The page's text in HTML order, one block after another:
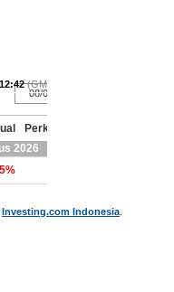
Investing.com Indonesia